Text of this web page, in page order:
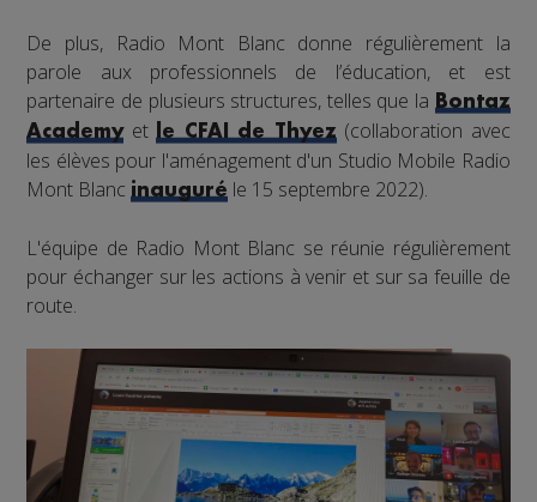
De plus, Radio Mont Blanc donne régulièrement la
parole aux professionnels de l’éducation, et est
partenaire de plusieurs structures, telles que la
Bontaz
Academyet le CFAI de Thyez(collaboration avec
les élèves pour l'aménagement d'un Studio Mobile Radio
Mont Blancinauguré le 15 septembre 2022).
L'équipe de Radio Mont Blanc se réunie régulièrement
pour échanger sur les actions à venir et sur sa feuille de
route.